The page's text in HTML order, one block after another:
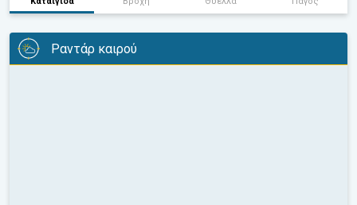
Ραντάρ καιρού